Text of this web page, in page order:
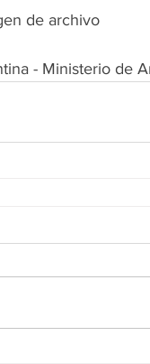
de archivo
- Ministerio de